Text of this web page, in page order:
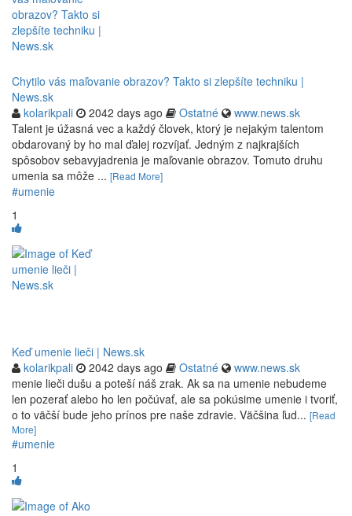
Chytilo vás maľovanie obrazov? Takto si zlepšíte techniku |
News.sk
kolarikpali
2042 days ago Ostatné
www.news.sk
Talent je úžasná vec a každý človek, ktorý je nejakým talentom
obdarovaný by ho mal ďalej rozvíjať. Jedným z najkrajších
spôsobov sebavyjadrenia je maľovanie obrazov. Tomuto druhu
umenia sa môže ... [Read More]
#umenie
1
Keď umenie lieči | News.sk
kolarikpali
2042 days ago Ostatné
www.news.sk
menie lieči dušu a poteší náš zrak. Ak sa na umenie nebudeme
len pozerať alebo ho len počúvať, ale sa pokúsime umenie i tvoriť,
o to väčší bude jeho prínos pre naše zdravie. Väčšina ľud... [Read
More]
#umenie
1